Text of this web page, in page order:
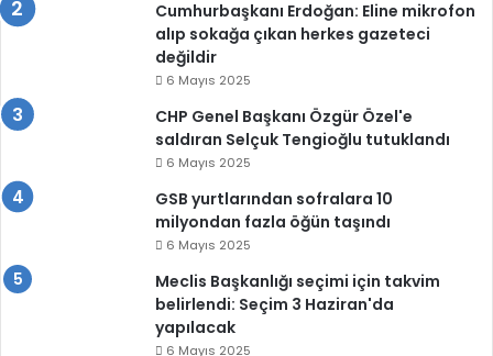
Cumhurbaşkanı Erdoğan: Eline mikrofon
alıp sokağa çıkan herkes gazeteci
değildir
6 Mayıs 2025
CHP Genel Başkanı Özgür Özel'e
saldıran Selçuk Tengioğlu tutuklandı
6 Mayıs 2025
GSB yurtlarından sofralara 10
milyondan fazla öğün taşındı
6 Mayıs 2025
Meclis Başkanlığı seçimi için takvim
belirlendi: Seçim 3 Haziran'da
yapılacak
6 Mayıs 2025